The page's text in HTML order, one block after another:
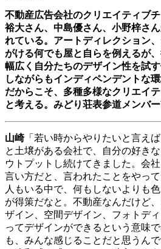
不動産広告会社のクリエイティブチ
裕大さん、中島優さん、小野梓さ
れている。アートディレクション
がける何でも屋と自らを例えるが
幅広く自分たちのデザイン性を試
しながらもインディペンデントな
だからこそ、多種多様なクリエイ
と考える。みどり荘表参道メンバー
山崎「若い時からやりたいと言え
と土壌がある会社で、自分の好き
ウトプットし続けてきました。会
言い方だと、言われたことをやっ
人もいる中で、何もしないよりも
が得策だなと。不動産なんだけど
ザイン、空間デザイン、フォトデ
ってデザインができるという意味
も、みんな感じることだと思うん